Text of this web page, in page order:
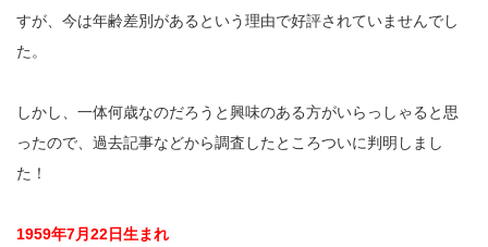
すが、今は年齢差別があるという理由で好評されていませんでし
た。
しかし、一体何歳なのだろうと興味のある方がいらっしゃると思
ったので、過去記事などから調査したところついに判明しまし
た！
1959年7月22日生まれ